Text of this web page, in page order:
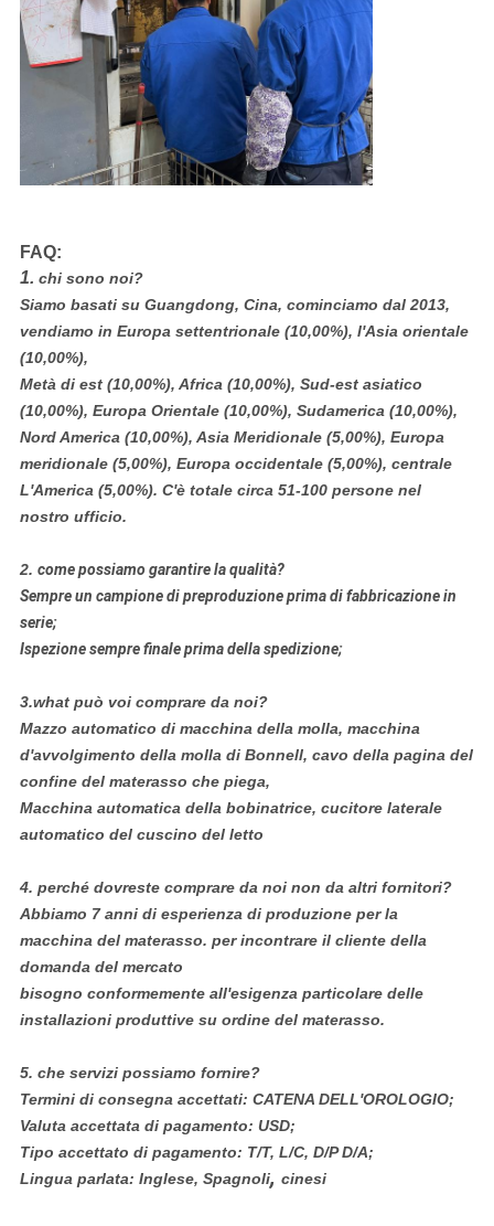
FAQ:
1. chi sono noi?
Siamo basati su Guangdong, Cina, cominciamo dal 2013,
vendiamo in Europa settentrionale (10,00%), l'Asia orientale
(10,00%),
Metà di est (10,00%), Africa (10,00%), Sud-est asiatico
(10,00%), Europa Orientale (10,00%), Sudamerica (10,00%),
Nord America (10,00%), Asia Meridionale (5,00%), Europa
meridionale (5,00%), Europa occidentale (5,00%), centrale
L'America (5,00%). C'è totale circa 51-100 persone nel
nostro ufficio.
2. come possiamo garantire la qualità?
Sempre un campione di preproduzione prima di fabbricazione in
serie;
Ispezione sempre finale prima della spedizione;
3.what può voi comprare da noi?
Mazzo automatico di macchina della molla, macchina
d'avvolgimento della molla di Bonnell, cavo della pagina del
confine del materasso che piega,
Macchina automatica della bobinatrice, cucitore laterale
automatico del cuscino del letto
4. perché dovreste comprare da noi non da altri fornitori?
Abbiamo 7 anni di esperienza di produzione per la
macchina del materasso. per incontrare il cliente della
domanda del mercato
bisogno conformemente all'esigenza particolare delle
installazioni produttive su ordine del materasso.
5. che servizi possiamo fornire?
Termini di consegna accettati: CATENA DELL'OROLOGIO;
Valuta accettata di pagamento: USD;
Tipo accettato di pagamento: T/T, L/C, D/P D/A;
Lingua parlata: Inglese, Spagnoli, cinesi